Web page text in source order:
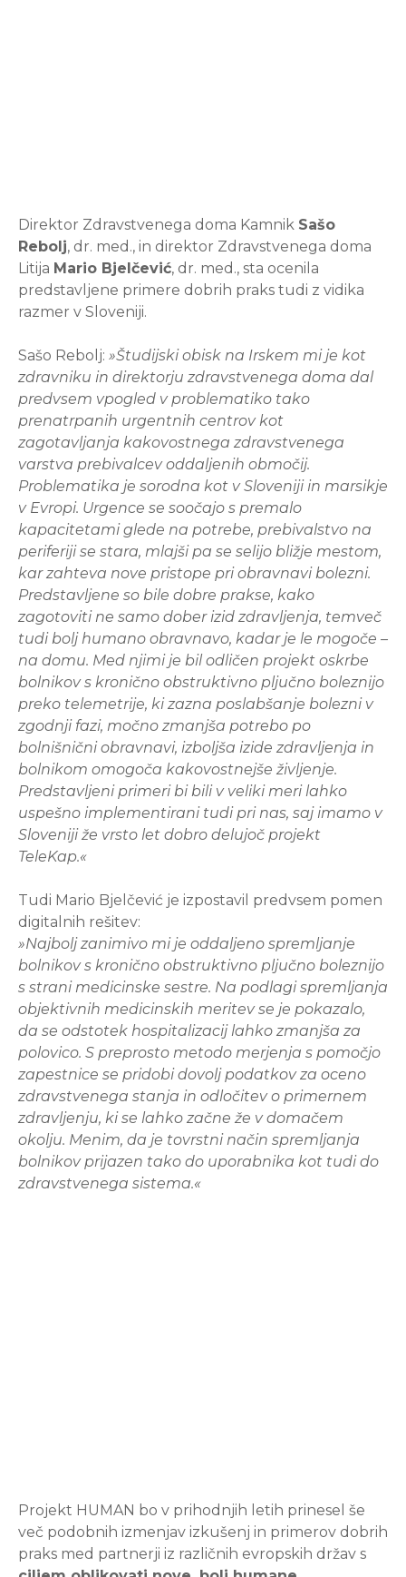
Direktor Zdravstvenega doma Kamnik Sašo
Rebolj, dr. med., in direktor Zdravstvenega doma
Litija Mario Bjelčević, dr. med., sta ocenila
predstavljene primere dobrih praks tudi z vidika
razmer v Sloveniji.
Sašo Rebolj: »Študijski obisk na Irskem mi je kot
zdravniku in direktorju zdravstvenega doma dal
predvsem vpogled v problematiko tako
prenatrpanih urgentnih centrov kot
zagotavljanja kakovostnega zdravstvenega
varstva prebivalcev oddaljenih območij.
Problematika je sorodna kot v Sloveniji in marsikje
v Evropi. Urgence se soočajo s premalo
kapacitetami glede na potrebe, prebivalstvo na
periferiji se stara, mlajši pa se selijo bližje mestom,
kar zahteva nove pristope pri obravnavi bolezni.
Predstavljene so bile dobre prakse, kako
zagotoviti ne samo dober izid zdravljenja, temveč
tudi bolj humano obravnavo, kadar je le mogoče –
na domu. Med njimi je bil odličen projekt oskrbe
bolnikov s kronično obstruktivno pljučno boleznijo
preko telemetrije, ki zazna poslabšanje bolezni v
zgodnji fazi, močno zmanjša potrebo po
bolnišnični obravnavi, izboljša izide zdravljenja in
bolnikom omogoča kakovostnejše življenje.
Predstavljeni primeri bi bili v veliki meri lahko
uspešno implementirani tudi pri nas, saj imamo v
Sloveniji že vrsto let dobro delujoč projekt
TeleKap.«
Tudi Mario Bjelčević je izpostavil predvsem pomen
digitalnih rešitev:
»Najbolj zanimivo mi je oddaljeno spremljanje
bolnikov s kronično obstruktivno pljučno boleznijo
s strani medicinske sestre. Na podlagi spremljanja
objektivnih medicinskih meritev se je pokazalo,
da se odstotek hospitalizacij lahko zmanjša za
polovico. S preprosto metodo merjenja s pomočjo
zapestnice se pridobi dovolj podatkov za oceno
zdravstvenega stanja in odločitev o primernem
zdravljenju, ki se lahko začne že v domačem
okolju. Menim, da je tovrstni način spremljanja
bolnikov prijazen tako do uporabnika kot tudi do
zdravstvenega sistema.«
Projekt HUMAN bo v prihodnjih letih prinesel še
več podobnih izmenjav izkušenj in primerov dobrih
praks med partnerji iz različnih evropskih držav s